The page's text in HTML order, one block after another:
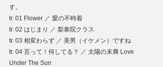
す。
tr. 01 Flower ／ 愛の不時着
tr. 02 はじまり ／ 梨泰院クラス
tr. 03 相変わらず ／ 美男（イケメン）ですね
tr. 04 言って！何してる？ ／ 太陽の末裔 Love
Under The Sun